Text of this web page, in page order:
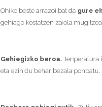
Ohiko beste arrazoi bat da gure
gehiago kostatzen zaiola
Gehiegizko beroa.Tenperatura
eta ezin du behar bezala